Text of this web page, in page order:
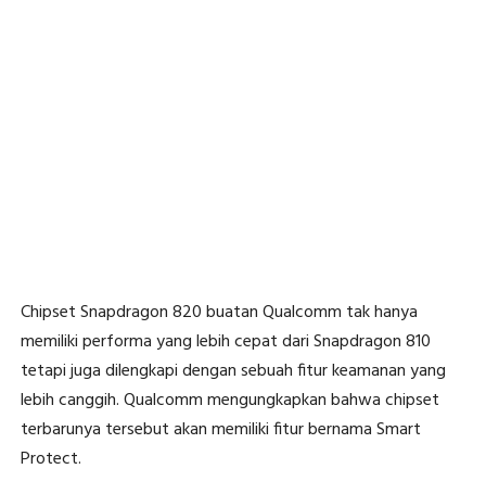
Chipset Snapdragon 820 buatan Qualcomm tak hanya
memiliki performa yang lebih cepat dari Snapdragon 810
tetapi juga dilengkapi dengan sebuah fitur keamanan yang
lebih canggih. Qualcomm mengungkapkan bahwa chipset
terbarunya tersebut akan memiliki fitur bernama Smart
Protect.